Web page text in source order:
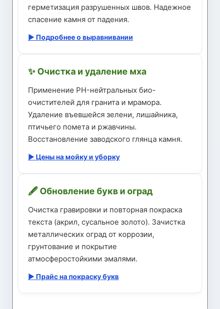
герметизация разрушенных швов. Надежное
спасение камня от падения.
▶ Подробнее о выравнивании
✨ Очистка и удаление мха
Применение PH-нейтральных био-
очистителей для гранита и мрамора.
Удаление въевшейся зелени, лишайника,
птичьего помета и ржавчины.
Восстановление заводского глянца камня.
▶ Цены на мойку и уборку
🖋️ Обновление букв и оград
Очистка гравировки и повторная покраска
текста (акрил, сусальное золото). Зачистка
металлических оград от коррозии,
грунтование и покрытие
атмосферостойкими эмалями.
▶ Прайс на покраску букв